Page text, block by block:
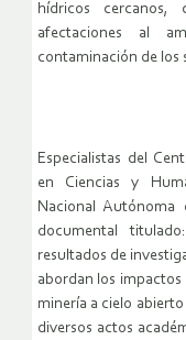
hídricos
afectaciones al
contaminación de los
Especialistas del
en Ciencias y
Nacional
documental
resultados de
abordan los impactos
minería a cielo
diversos actos